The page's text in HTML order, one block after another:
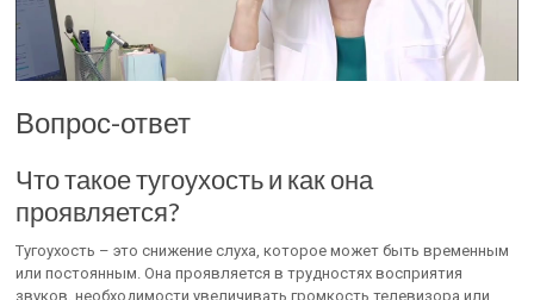
Вопрос-ответ
Что такое тугоухость и как она
проявляется?
Тугоухость – это снижение слуха, которое может быть временным
или постоянным. Она проявляется в трудностях восприятия
звуков, необходимости увеличивать громкость телевизора или